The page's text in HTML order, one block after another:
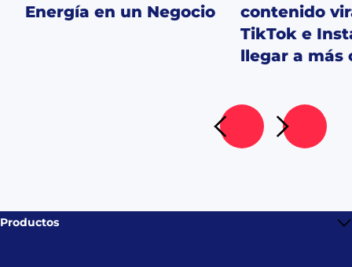
Energía en un Negocio
contenido
TikTok e
llegar a más
Ir al artículoIr al
Productos